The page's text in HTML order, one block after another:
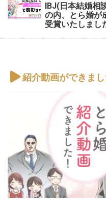
IBJ(日本結婚相
の内、とら婚が
受賞いたしまし
紹介動画ができまし